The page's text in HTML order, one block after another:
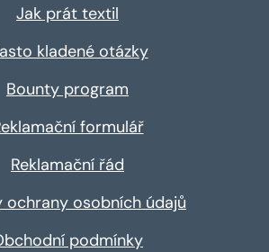
Jak prát textil
kladené otázky
Bounty program
formulář
Reklamační řád
ochrany osobních údajů
podmínky